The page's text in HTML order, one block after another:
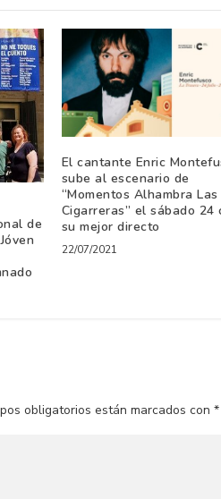
de
El cantante Enric
sube al escenario de
“Momentos Alhambra Las
Cigarreras” el sábado 24
su mejor directo
22/07/2021
obligatorios están marcados con*